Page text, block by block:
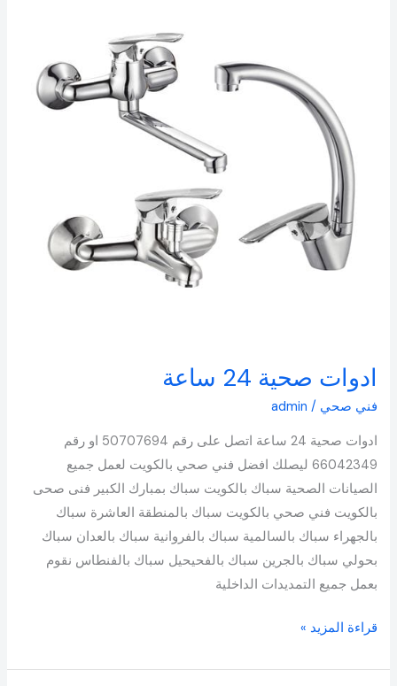
ادوات صحية 24 ساعة
فني صحي /
admin
ادوات صحية 24 ساعة اتصل على رقم 50707694 او رقم
66042349 ليصلك افضل فني صحي بالكويت لعمل جميع
الصيانات الصحية سباك بالكويت سباك بمبارك الكبير فنى صحى
بالكويت فني صحي بالكويت سباك بالمنطقة العاشرة سباك
بالجهراء سباك بالسالمية سباك بالفروانية سباك بالعدان سباك
بحولي سباك بالجرين سباك بالفحيحيل سباك بالفنطاس نقوم
بعمل جميع التمديدات الداخلية
قراءة المزيد »